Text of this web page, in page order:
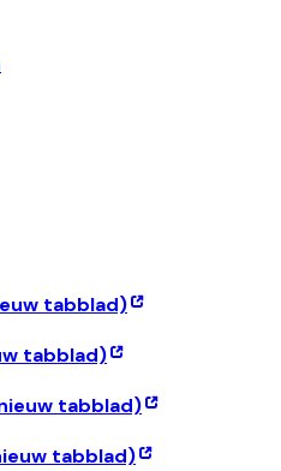
tabblad)
tabblad)
tabblad)
tabblad)